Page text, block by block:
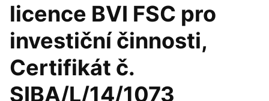
licence BVI FSC pro
investiční činnosti,
Certifikát č.
SIBA/L/14/1073